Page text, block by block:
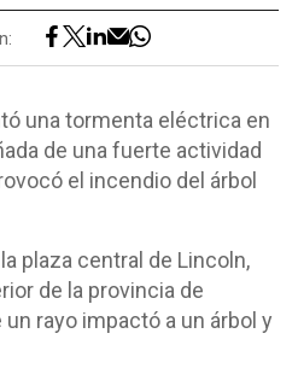
una tormenta eléctrica en
de una fuerte actividad
el incendio del árbol
plaza central de Lincoln,
de la provincia de
rayo impactó a un árbol y